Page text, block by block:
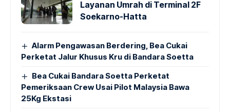
Layanan Umrah di Terminal 2F
Soekarno-Hatta
Alarm Pengawasan Berdering, Bea Cukai
Perketat Jalur Khusus Kru di Bandara Soetta
Bea Cukai Bandara Soetta Perketat
Pemeriksaan Crew Usai Pilot Malaysia Bawa
25Kg Ekstasi